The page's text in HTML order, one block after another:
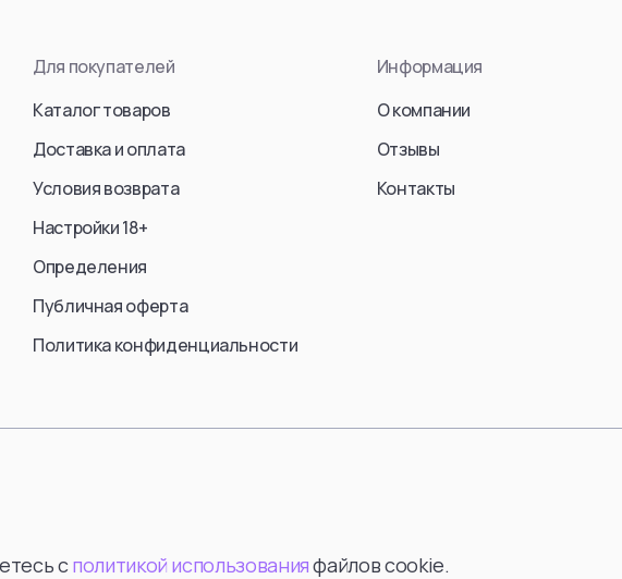
Для покупателей
Каталог товаров
Доставка и оплата
Условия возврата
Настройки 18+
Определения
Публичная оферта
Политика конфиденциальности
Информация
О компании
Отзывы
Контакты
сполитикой использованияфайлов cookie.